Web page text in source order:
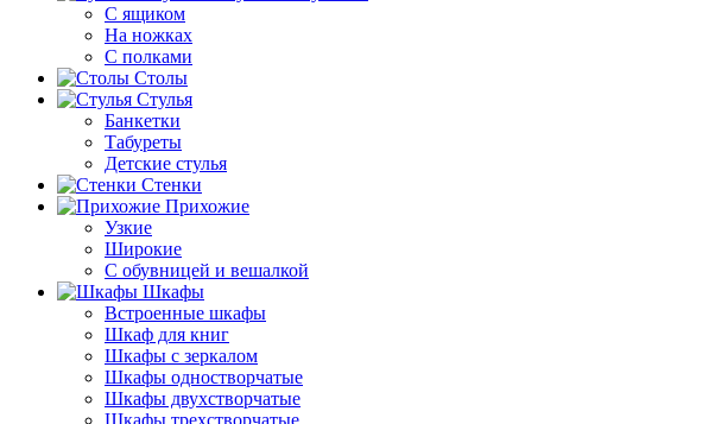
С ящиком
На ножках
С полками
Столы
Стулья
Банкетки
Табуреты
Детские стулья
Стенки
Прихожие
Узкие
Широкие
С обувницей и вешалкой
Шкафы
Встроенные шкафы
Шкаф для книг
Шкафы с зеркалом
Шкафы одностворчатые
Шкафы двухстворчатые
Шкафы трехстворчатые